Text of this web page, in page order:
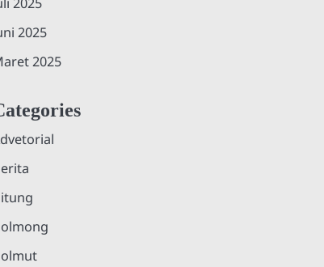
2025
2025